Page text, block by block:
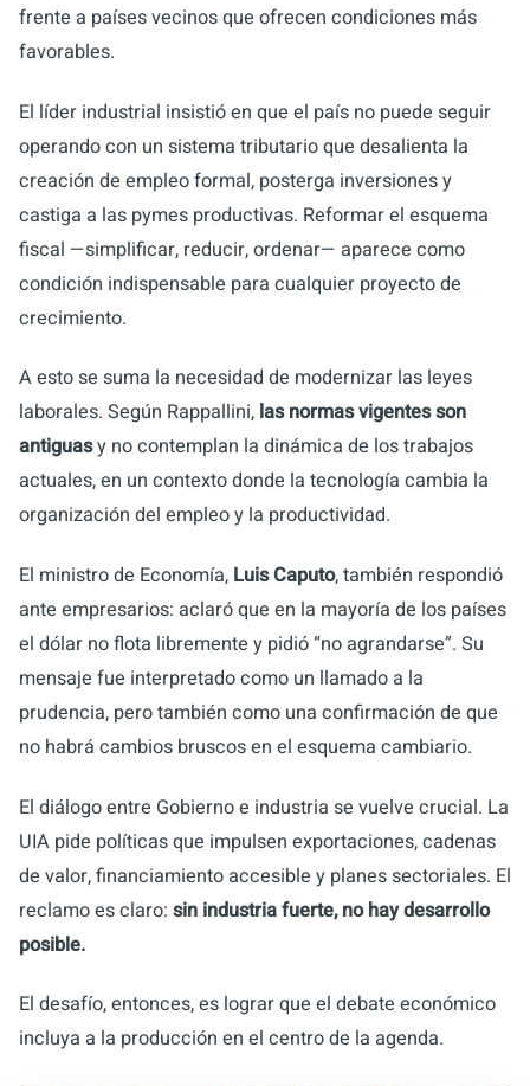
frente a países vecinos que ofrecen condiciones más
favorables.
El líder industrial insistió en que el país no puede seguir
operando con un sistema tributario que desalienta la
creación de empleo formal, posterga inversiones y
castiga a las pymes productivas. Reformar el esquema
fiscal —simplificar, reducir, ordenar— aparece como
condición indispensable para cualquier proyecto de
crecimiento.
A esto se suma la necesidad de modernizar las leyes
laborales. Según Rappallini, las normas vigentes son
antiguasy no contemplan la dinámica de los trabajos
actuales, en un contexto donde la tecnología cambia la
organización del empleo y la productividad.
El ministro de Economía, Luis Caputo, también respondió
ante empresarios: aclaró que en la mayoría de los países
el dólar no flota libremente y pidió “no agrandarse”. Su
mensaje fue interpretado como un llamado a la
prudencia, pero también como una confirmación de que
no habrá cambios bruscos en el esquema cambiario.
El diálogo entre Gobierno e industria se vuelve crucial. La
UIA pide políticas que impulsen exportaciones, cadenas
de valor, financiamiento accesible y planes sectoriales. El
reclamo es claro: sin industria fuerte, no hay desarrollo
posible.
El desafío, entonces, es lograr que el debate económico
incluya a la producción en el centro de la agenda.